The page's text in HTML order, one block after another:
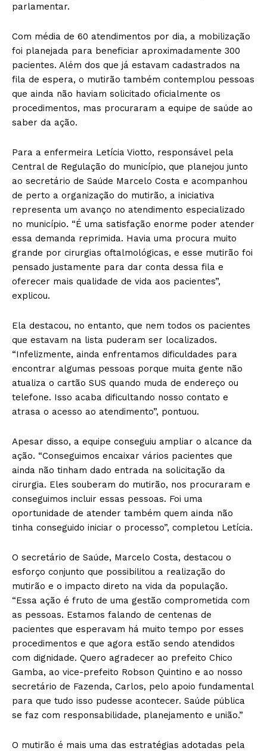
parlamentar.
Com média de 60 atendimentos por dia, a mobilização
foi planejada para beneficiar aproximadamente 300
pacientes. Além dos que já estavam cadastrados na
fila de espera, o mutirão também contemplou pessoas
que ainda não haviam solicitado oficialmente os
procedimentos, mas procuraram a equipe de saúde ao
saber da ação.
Para a enfermeira Letícia Viotto, responsável pela
Central de Regulação do município, que planejou junto
ao secretário de Saúde Marcelo Costa e acompanhou
de perto a organização do mutirão, a iniciativa
representa um avanço no atendimento especializado
no município. “É uma satisfação enorme poder atender
essa demanda reprimida. Havia uma procura muito
grande por cirurgias oftalmológicas, e esse mutirão foi
pensado justamente para dar conta dessa fila e
oferecer mais qualidade de vida aos pacientes”,
explicou.
Ela destacou, no entanto, que nem todos os pacientes
que estavam na lista puderam ser localizados.
“Infelizmente, ainda enfrentamos dificuldades para
encontrar algumas pessoas porque muita gente não
atualiza o cartão SUS quando muda de endereço ou
telefone. Isso acaba dificultando nosso contato e
atrasa o acesso ao atendimento”, pontuou.
Apesar disso, a equipe conseguiu ampliar o alcance da
ação. “Conseguimos encaixar vários pacientes que
ainda não tinham dado entrada na solicitação da
cirurgia. Eles souberam do mutirão, nos procuraram e
conseguimos incluir essas pessoas. Foi uma
oportunidade de atender também quem ainda não
tinha conseguido iniciar o processo”, completou Letícia.
O secretário de Saúde, Marcelo Costa, destacou o
esforço conjunto que possibilitou a realização do
mutirão e o impacto direto na vida da população.
“Essa ação é fruto de uma gestão comprometida com
as pessoas. Estamos falando de centenas de
pacientes que esperavam há muito tempo por esses
procedimentos e que agora estão sendo atendidos
com dignidade. Quero agradecer ao prefeito Chico
Gamba, ao vice-prefeito Robson Quintino e ao nosso
secretário de Fazenda, Carlos, pelo apoio fundamental
para que tudo isso pudesse acontecer. Saúde pública
se faz com responsabilidade, planejamento e união.”
O mutirão é mais uma das estratégias adotadas pela